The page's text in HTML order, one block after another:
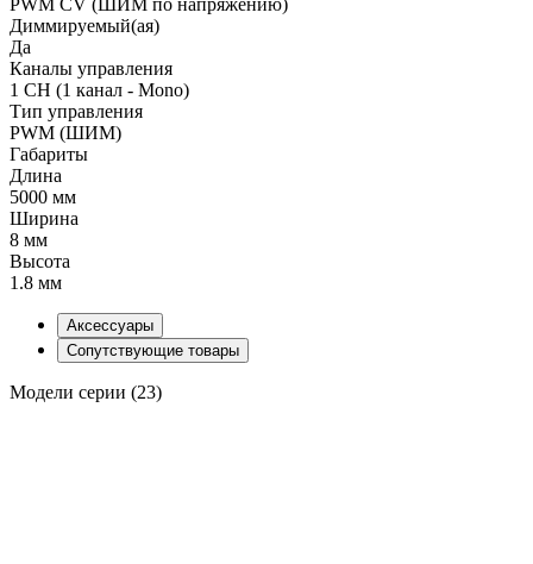
Диммируемый(ая)
Да
Каналы управления
1 CH (1 канал - Mono)
Тип управления
PWM (ШИМ)
Габариты
Длина
5000 мм
Ширина
8 мм
Высота
1.8 мм
Аксессуары
Сопутствующие товары
Модели серии (23)